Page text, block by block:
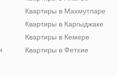
Квартиры в Махмутларе
Квартиры в Каргыджаке
Квартиры в Кемере
Квартиры в Фетхие